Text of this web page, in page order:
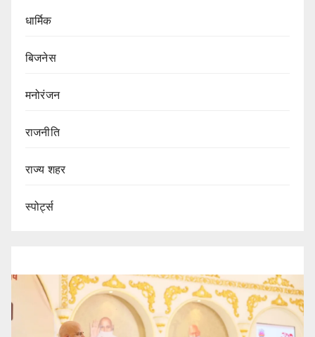
धार्मिक
बिजनेस
मनोरंजन
राजनीति
राज्य शहर
स्पोर्ट्स